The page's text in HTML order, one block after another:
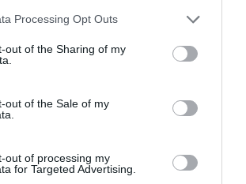
website/app uses one or more Google
visit or usage behaviour. You may click to
to Google and its third-party tags to
below specified purposes in below Google
Processing Opt Outs
out of the Sharing of my
out of the Sale of my
out of processing my
for Targeted Advertising.
ελεύθερα πεζοδρόμια» στην
από κοινόχρηστους χώρους